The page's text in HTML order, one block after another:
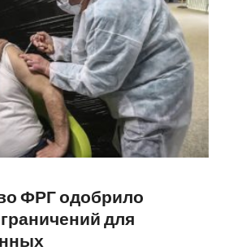
ФРГ одобрило
для